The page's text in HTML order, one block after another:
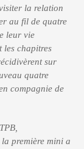
la relation
au fil de quatre
leur vie
les chapitres
sur
quatre
compagnie de
première mini a